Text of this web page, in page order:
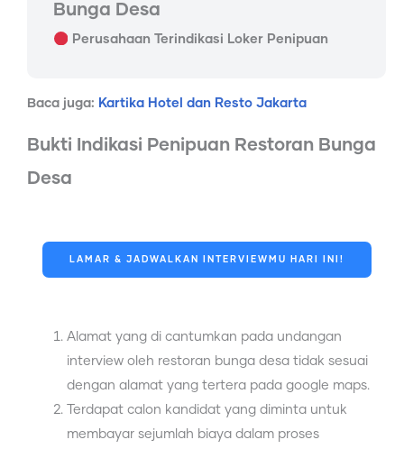
Bunga Desa
Perusahaan Terindikasi Loker Penipuan
Baca juga: Kartika Hotel dan Resto Jakarta
Bukti Indikasi Penipuan Restoran Bunga
Desa
LAMAR & JADWALKAN INTERVIEWMU HARI INI!
Alamat yang di cantumkan pada undangan
interview oleh restoran bunga desa tidak sesuai
dengan alamat yang tertera pada google maps.
Terdapat calon kandidat yang diminta untuk
membayar sejumlah biaya dalam proses